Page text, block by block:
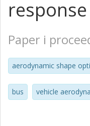
Paper i
aerodynamic shape
bus vehicle